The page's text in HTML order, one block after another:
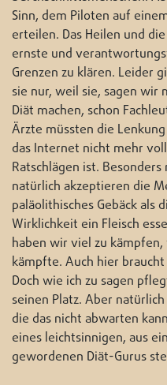
Sinn, dem Piloten auf
erteilen. Das Heilen und
ernste und
Grenzen zu klären. Leider
sie nur, weil sie, sagen wir
Diät machen, schon
Ärzte müssten die
das Internet nicht mehr
Ratschlägen ist.
natürlich akzeptieren die
paläolithisches Gebäck als
Wirklichkeit ein Fleisch
haben wir viel zu
kämpfte. Auch hier
Doch wie ich zu sagen
seinen Platz. Aber
die das nicht abwarten
eines leichtsinnigen, aus
gewordenen Diät-Gurus